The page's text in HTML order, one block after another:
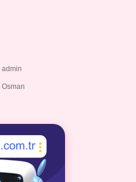
admin
Osman